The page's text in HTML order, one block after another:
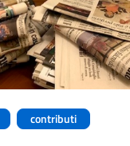
contributi